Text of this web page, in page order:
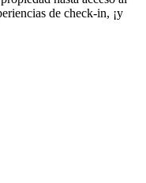
de check-in, ¡y